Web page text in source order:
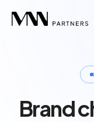
Brand